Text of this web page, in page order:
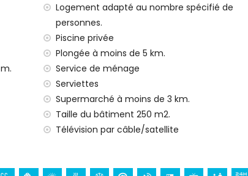
barbecue à gaz
4 km de la maison)
de 3 km de la maison)
(à moins de 3 km de la maison) Maison)
(à moins de 5 km de la maison)
de 100 km de la maison)
de bus à moins de 4 km
Logement adapté au nombre spécifié de
personnes.
Piscine privée
Plongée à moins de 5 km.
Service de ménage
Serviettes
Supermarché à moins de 3 km.
Taille du bâtiment 250 m2.
Télévision par câble/satellite